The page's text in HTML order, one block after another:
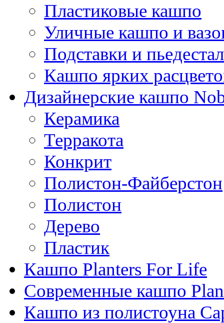
Пластиковые кашпо
Уличные кашпо и
Подставки и
Кашпо ярких
Дизайнерские кашпо
Керамика
Терракота
Конкрит
Полистон-Файберстон
Полистон
Дерево
Пластик
Кашпо Planters For Life
Современные кашпо
Кашпо из полистоуна